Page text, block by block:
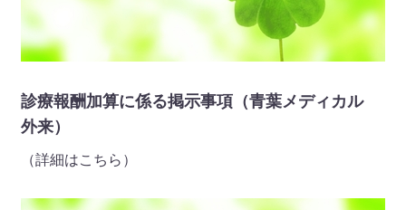
2025 年 11 月 15 日
お知らせ
ンザ感染症の感染拡大のため、誠に勝手ながら、令和7年11
月15日（土）より、面会中止とさせていただきます。施設内
感染防止のため、ご理解・ご協力をお願いいたします。（詳
診療報酬加算に係る掲示事項（青葉メディカル
外来）
（詳細はこちら）